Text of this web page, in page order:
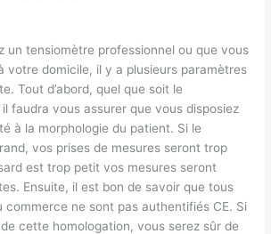
un tensiomètre professionnel ou que vous
votre domicile, il y a plusieurs paramètres
Tout d’abord, quel que soit le
faudra vous assurer que vous disposiez
à la morphologie du patient. Si le
vos prises de mesures seront trop
est trop petit vos mesures seront
Ensuite, il est bon de savoir que tous
commerce ne sont pas authentifiés CE. Si
cette homologation, vous serez sûr de